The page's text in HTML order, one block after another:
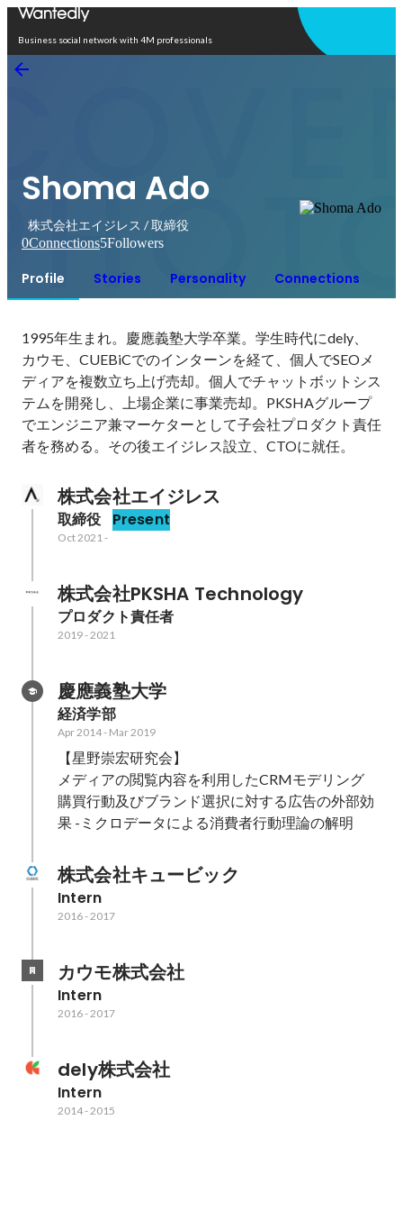
Business social network with 4M professionals
Shoma Ado
株式会社エイジレス / 取締役
0Connections5Followers
Profile Stories Personality Connections
1995年生まれ。慶應義塾大学卒業。学生時代にdely、
カウモ、CUEBiCでのインターンを経て、個人でSEOメ
ディアを複数立ち上げ売却。個人でチャットボットシス
テムを開発し、上場企業に事業売却。PKSHAグループ
でエンジニア兼マーケターとして子会社プロダクト責任
者を務める。その後エイジレス設立、CTOに就任。
株式会社エイジレス
取締役 Present
Oct 2021-
株式会社PKSHA Technology
プロダクト責任者
2019-2021
慶應義塾大学
経済学部
Apr 2014- Mar 2019
【星野崇宏研究会】
メディアの閲覧内容を利用したCRMモデリング
購買行動及びブランド選択に対する広告の外部効
果 -ミクロデータによる消費者行動理論の解明
株式会社キュービック
Intern
2016-2017
カウモ株式会社
Intern
2016-2017
dely株式会社
Intern
2014-2015